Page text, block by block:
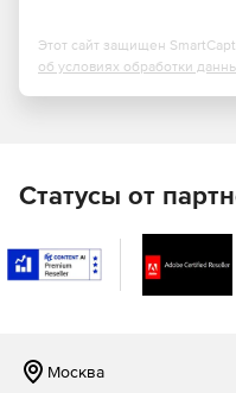
Этот сайт защищен
об условиях обработки
Статусы от
Москва